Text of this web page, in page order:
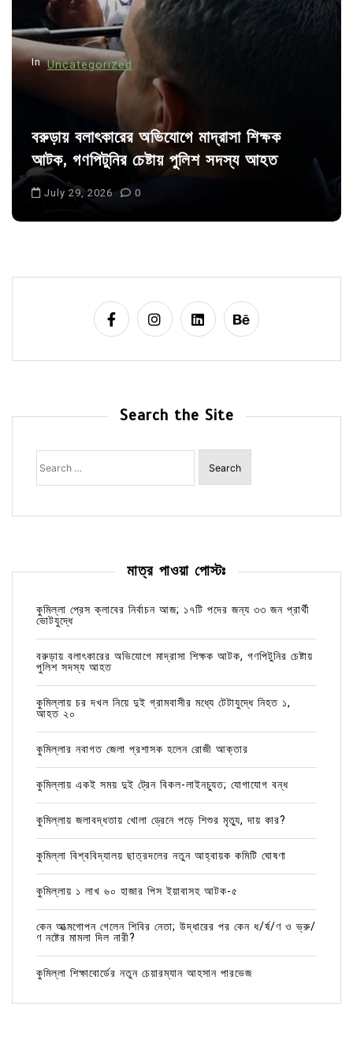
o
n
In Uncategorized
বরুড়ায় বলাৎকারের অভিযোগে মাদ্রাসা শিক্ষক
আটক, গণপিটুনির চেষ্টায় পুলিশ সদস্য আহত
July 29, 2026 0
Search the Site
Search
for:
মাত্র পাওয়া পোস্টঃ
কুমিল্লা প্রেস ক্লাবের নির্বাচন আজ; ১৭টি পদের জন্য ৩৩ জন প্রার্থী
ভোটযুদ্ধে
বরুড়ায় বলাৎকারের অভিযোগে মাদ্রাসা শিক্ষক আটক, গণপিটুনির চেষ্টায়
পুলিশ সদস্য আহত
কুমিল্লায় চর দখল নিয়ে দুই গ্রামবাসীর মধ্যে টেটাযুদ্ধে নিহত ১,
আহত ২০
কুমিল্লার নবাগত জেলা প্রশাসক হলেন রোজী আক্তার
কুমিল্লায় একই সময় দুই ট্রেন বিকল-লাইনচ্যুত; যোগাযোগ বন্ধ
কুমিল্লায় জলাবদ্ধতায় খোলা ড্রেনে পড়ে শিশুর মৃত্যু, দায় কার?
কুমিল্লা বিশ্ববিদ্যালয় ছাত্রদলের নতুন আহ্বায়ক কমিটি ঘোষণা
কুমিল্লায় ১ লাখ ৬০ হাজার পিস ইয়াবাসহ আটক-৫
কেন আত্মগোপন গেলেন শিবির নেতা; উদ্ধারের পর কেন ধ/র্ষ/ণ ও ভ্রু/
ণ নষ্টের মামলা দিল নারী?
কুমিল্লা শিক্ষাবোর্ডের নতুন চেয়ারম্যান আহসান পারভেজ